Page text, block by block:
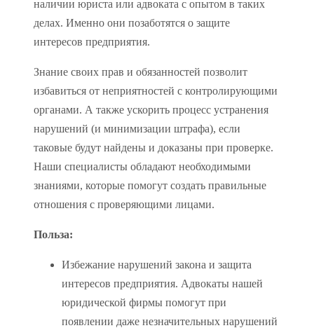
наличии юриста или адвоката с опытом в таких
делах. Именно они позаботятся о защите
интересов предприятия.
Знание своих прав и обязанностей позволит
избавиться от неприятностей с контролирующими
органами. А также ускорить процесс устранения
нарушений (и минимизации штрафа), если
таковые будут найдены и доказаны при проверке.
Наши специалисты обладают необходимыми
знаниями, которые помогут создать правильные
отношения с проверяющими лицами.
Польза:
Избежание нарушений закона и защита
интересов предприятия. Адвокаты нашей
юридической фирмы помогут при
появлении даже незначительных нарушений